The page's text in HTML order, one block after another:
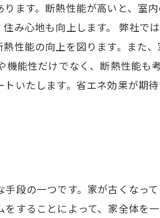
ます。断熱性能が高いと、室
み心地も向上します。 弊社で
性能の向上を図ります。また
能性だけでなく、断熱性能も
いたします。省エネ効果が期
段の一つです。家が古くなっ
することによって、家全体を